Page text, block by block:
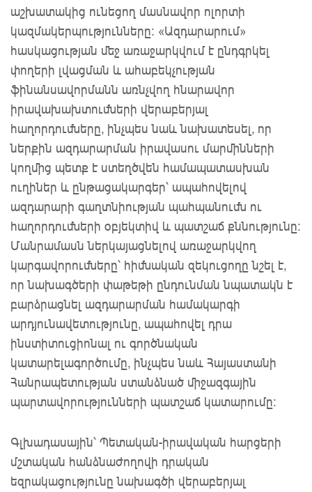
աշխատակից ունեցող մասնավոր ոլորտի
կազմակերպությունները: «Ազդարարում»
հասկացության մեջ առաջարկվում է ընդգրկել
փողերի լվացման և ահաբեկչության
ֆինանսավորմանն առնչվող հնարավոր
իրավախախտումների վերաբերյալ
հաղորդումները, ինչպես նաև նախատեսել, որ
ներքին ազդարարման իրավասու մարմինների
կողմից պետք է ստեղծվեն համապատասխան
ուղիներ և ընթացակարգեր՝ ապահովելով
ազդարարի գաղտնիության պահպանումն ու
հաղորդումների օբյեկտիվ և պատշաճ քննությունը:
Մանրամասն ներկայացնելով առաջարկվող
կարգավորումները՝ հիմնական զեկուցողը նշել է,
որ նախագծերի փաթեթի ընդունման նպատակն է
բարձրացնել ազդարարման համակարգի
արդյունավետությունը, ապահովել դրա
ինստիտուցիոնալ ու գործնական
կատարելագործումը, ինչպես նաև Հայաստանի
Հանրապետության ստանձնած միջազգային
պարտավորությունների պատշաճ կատարումը:
Գլխադասային՝ Պետական-իրավական հարցերի
մշտական հանձնաժողովի դրական
եզրակացությունը նախագծի վերաբերյալ